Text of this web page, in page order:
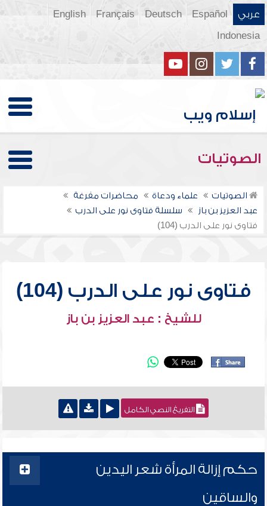
عربي Español
Deutsch
Français
English
Indonesia
الصوتيات
الصوتيات علماء ودعاة
محاضرات مفرغة
عبد العزيز بن باز
سلسلة فتاوى نور على الدرب
فتاوى نور على الدرب (104)
فتاوى نور على الدرب (104)
للشيخ : عبد العزيز بن باز
التفريغ النصي الكامل
حكم إزالة المرأة شعر اليدين
والساقين